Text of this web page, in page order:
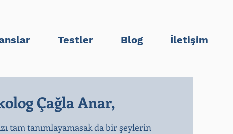
Testler Blog İletişim
Çağla Anar,
tam tanımlayamasak da bir şeylerin